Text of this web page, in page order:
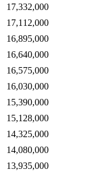
17,332,000
17,112,000
16,895,000
16,640,000
16,575,000
16,030,000
15,390,000
15,128,000
14,325,000
14,080,000
13,935,000